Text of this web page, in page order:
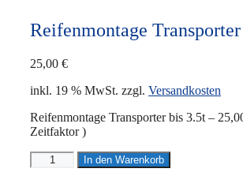
Reifenmontage
25,00 €
inkl. 19 % MwSt. zzgl. Versandkosten
Reifenmontage Transporter bis 3.5t –
Zeitfaktor )
Reifenmontage
Transporter
In den Warenkorb